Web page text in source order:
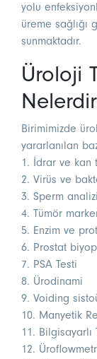
yolu
üreme
sunmaktadır.
Üroloji
Birimimizde
yararlanılan
1. İdrar ve kan
2. Virüs ve
3. Sperm analizi
4. Tümör
5. Enzim ve
6. Prostat
7. PSA Testi
8. Ürodinami
9. Voiding
10. Manyetik
11. Bilgisayarlı
12.